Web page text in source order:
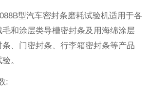
型汽车密封条磨耗试验机适用于各
和涂层类导槽密封条及用海绵涂层
条、门密封条、行李箱密封条等产品
。
: